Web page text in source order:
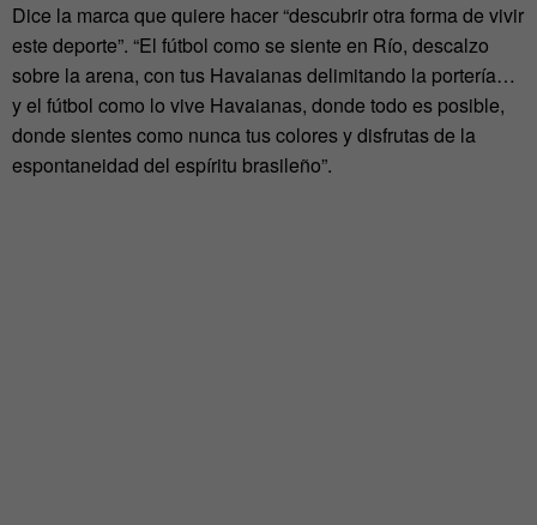
Dice la marca que quiere hacer “descubrir otra forma de vivir
este deporte”. “El fútbol como se siente en Río, descalzo
sobre la arena, con tus Havaianas delimitando la portería…
y el fútbol como lo vive Havaianas, donde todo es posible,
donde sientes como nunca tus colores y disfrutas de la
espontaneidad del espíritu brasileño”.